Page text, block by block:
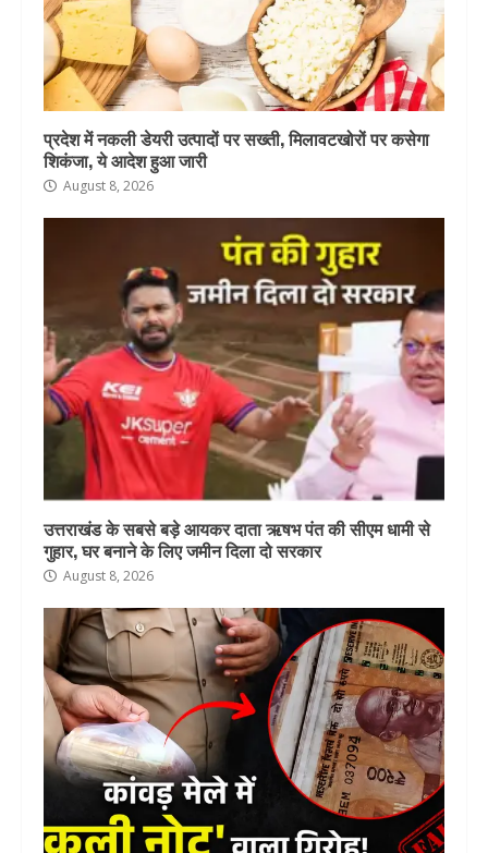
प्रदेश में नकली डेयरी उत्पादों पर सख्ती, मिलावटखोरों पर कसेगा
शिकंजा, ये आदेश हुआ जारी
August 8, 2026
उत्तराखंड के सबसे बड़े आयकर दाता ऋषभ पंत की सीएम धामी से
गुहार, घर बनाने के लिए जमीन दिला दो सरकार
August 8, 2026